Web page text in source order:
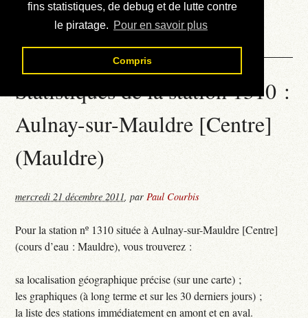
fins statistiques, de debug et de lutte contre
le piratage. Pour en savoir plus
Compris
Téléchargement
Contact
Statistiques de la station 1310 :
Aulnay-sur-Mauldre [Centre]
(Mauldre)
mercredi 21 décembre 2011,parPaul Courbis
Pour la station nº 1310 située à Aulnay-sur-Mauldre [Centre]
(cours d’eau : Mauldre), vous trouverez :
sa localisation géographique précise (sur une carte) ;
les graphiques (à long terme et sur les 30 derniers jours) ;
la liste des stations immédiatement en amont et en aval.